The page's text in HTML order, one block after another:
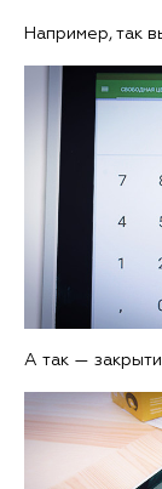
Например, так
А так —